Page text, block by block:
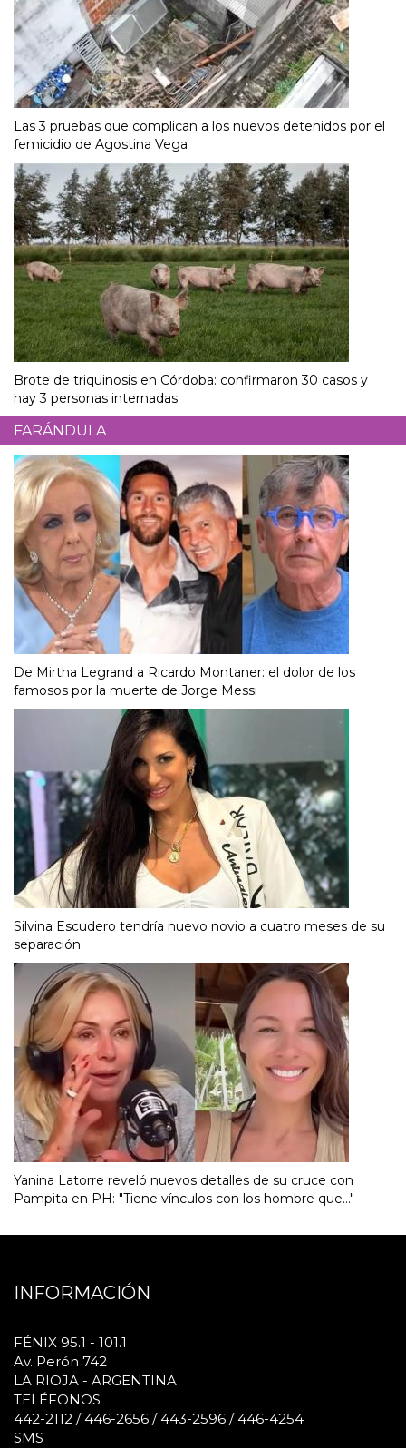
Las 3 pruebas que complican a los nuevos detenidos por el
femicidio de Agostina Vega
Brote de triquinosis en Córdoba: confirmaron 30 casos y
hay 3 personas internadas
FARÁNDULA
De Mirtha Legrand a Ricardo Montaner: el dolor de los
famosos por la muerte de Jorge Messi
Silvina Escudero tendría nuevo novio a cuatro meses de su
separación
Yanina Latorre reveló nuevos detalles de su cruce con
Pampita en PH: "Tiene vínculos con los hombre que..."
INFORMACIÓN
FÉNIX 95.1 - 101.1
Av. Perón 742
LA RIOJA - ARGENTINA
TELÉFONOS
442-2112 / 446-2656 / 443-2596 / 446-4254
SMS